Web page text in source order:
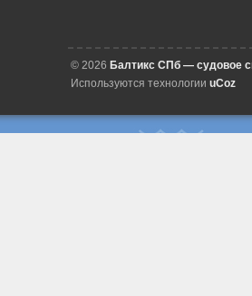
© 2026 Балтикс СПб — судовое
Используются технологии uCoz